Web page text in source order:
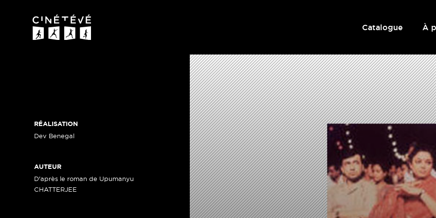
Catalogue À
RÉALISATION
Dev Benegal
AUTEUR
D'après le roman de Upumanyu
CHATTERJEE